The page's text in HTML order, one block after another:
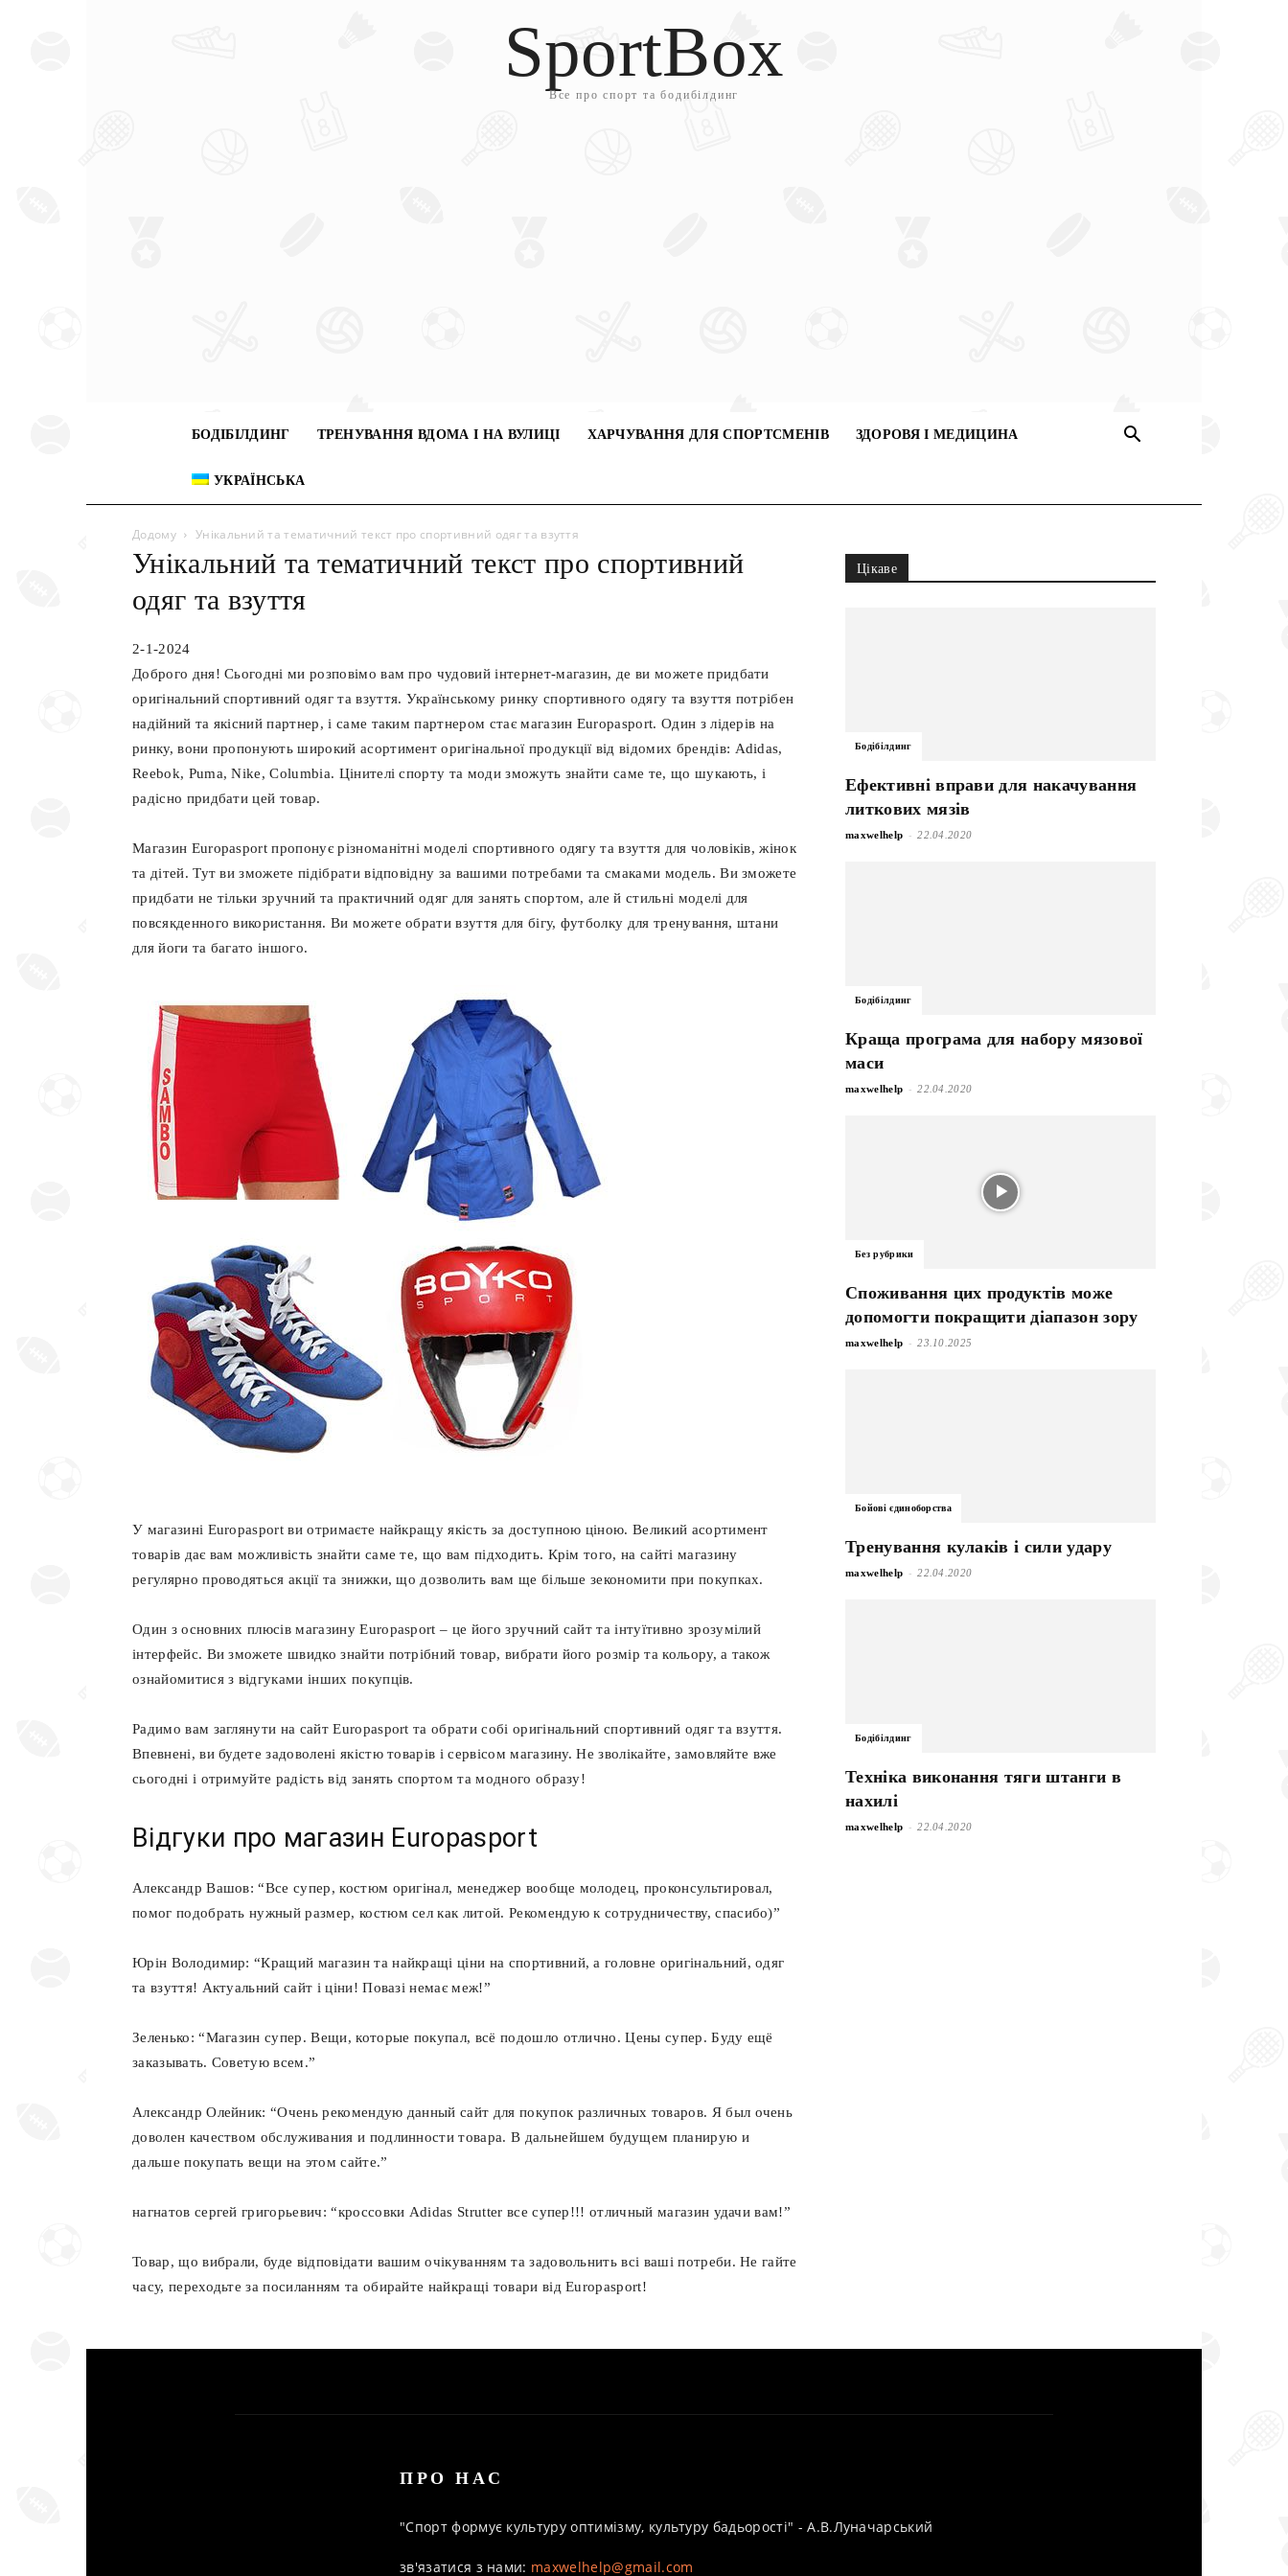
SportBox
Все про спорт та бодибілдинг
БОДІБІЛДИНГ ТРЕНУВАННЯ ВДОМА І НА ВУЛИЦІ ХАРЧУВАННЯ ДЛЯ СПОРТСМЕНІВ ЗДОРОВЯ І МЕДИЦИНА
УКРАЇНСЬКА
Додому Унікальний та тематичний текст про спортивний одяг та взуття
Унікальний та тематичний текст про спортивний
одяг та взуття
2-1-2024
Доброго дня! Сьогодні ми розповімо вам про чудовий інтернет-магазин, де ви можете придбати
оригінальний спортивний одяг та взуття. Українському ринку спортивного одягу та взуття потрібен
надійний та якісний партнер, і саме таким партнером стає магазин Europasport. Один з лідерів на
ринку, вони пропонують широкий асортимент оригінальної продукції від відомих брендів: Adidas,
Reebok, Puma, Nike, Columbia. Цінителі спорту та моди зможуть знайти саме те, що шукають, і
радісно придбати цей товар.
Магазин Europasport пропонує різноманітні моделі спортивного одягу та взуття для чоловіків, жінок
та дітей. Тут ви зможете підібрати відповідну за вашими потребами та смаками модель. Ви зможете
придбати не тільки зручний та практичний одяг для занять спортом, але й стильні моделі для
повсякденного використання. Ви можете обрати взуття для бігу, футболку для тренування, штани
для йоги та багато іншого.
У магазині Europasport ви отримаєте найкращу якість за доступною ціною. Великий асортимент
товарів дає вам можливість знайти саме те, що вам підходить. Крім того, на сайті магазину
регулярно проводяться акції та знижки, що дозволить вам ще більше зекономити при покупках.
Один з основних плюсів магазину Europasport – це його зручний сайт та інтуїтивно зрозумілий
інтерфейс. Ви зможете швидко знайти потрібний товар, вибрати його розмір та кольору, а також
ознайомитися з відгуками інших покупців.
Радимо вам заглянути на сайт Europasport та обрати собі оригінальний спортивний одяг та взуття.
Впевнені, ви будете задоволені якістю товарів і сервісом магазину. Не зволікайте, замовляйте вже
сьогодні і отримуйте радість від занять спортом та модного образу!
Відгуки про магазин Europasport
Александр Вашов: “Все супер, костюм оригінал, менеджер вообще молодец, проконсультировал,
помог подобрать нужный размер, костюм сел как литой. Рекомендую к сотрудничеству, спасибо)”
Юрін Володимир: “Кращий магазин та найкращі ціни на спортивний, а головне оригінальний, одяг
та взуття! Актуальний сайт і ціни! Повазі немає меж!”
Зеленько: “Магазин супер. Вещи, которые покупал, всё подошло отлично. Цены супер. Буду ещё
заказывать. Советую всем.”
Александр Олейник: “Очень рекомендую данный сайт для покупок различных товаров. Я был очень
доволен качеством обслуживания и подлинности товара. В дальнейшем будущем планирую и
дальше покупать вещи на этом сайте.”
нагнатов сергей григорьевич: “кроссовки Adidas Strutter все супер!!! отличный магазин удачи вам!”
Товар, що вибрали, буде відповідати вашим очікуванням та задовольнить всі ваші потреби. Не гайте
часу, переходьте за посиланням та обирайте найкращі товари від Europasport!
Цікаве
Бодібілдинг
Ефективні вправи для накачування
литкових мязів
maxwelhelp - 22.04.2020
Бодібілдинг
Краща програма для набору мязової
маси
maxwelhelp - 22.04.2020
Без рубрики
Споживання цих продуктів може
допомогти покращити діапазон зору
maxwelhelp - 23.10.2025
Бойові єдиноборства
Тренування кулаків і сили удару
maxwelhelp - 22.04.2020
Бодібілдинг
Техніка виконання тяги штанги в
нахилі
maxwelhelp - 22.04.2020
ПРО НАС
"Спорт формує культуру оптимізму, культуру бадьорості" - А.В.Луначарський
зв'язатися з нами: maxwelhelp@gmail.com